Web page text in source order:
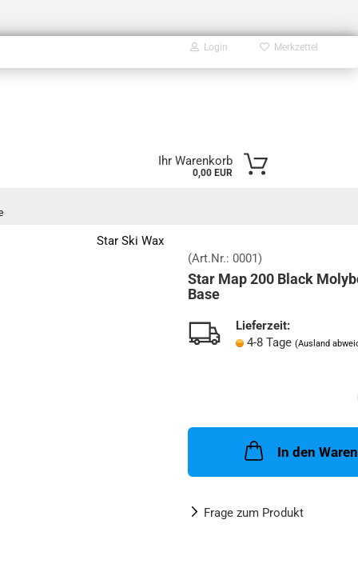
Login Merkzettel
Ihr Warenkorb
0,00 EUR
Star Ski Wax
(Art.Nr.: 0001)
Star Map 200 Black
Base
Lieferzeit:
4-8 Tage (Ausland
In den
Frage zum Produkt